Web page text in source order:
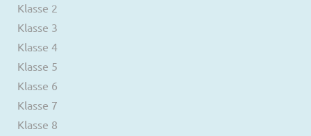
Klasse 2
Klasse 3
Klasse 4
Klasse 5
Klasse 6
Klasse 7
Klasse 8